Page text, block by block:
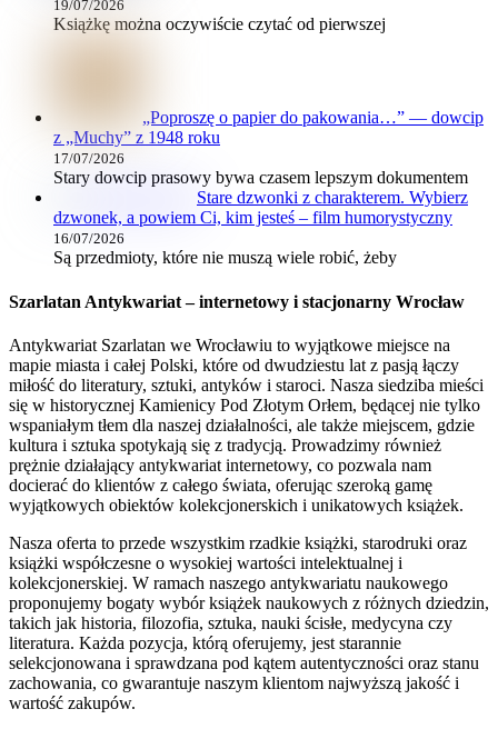
19/07/2026
Książkę można oczywiście czytać od pierwszej
„Poproszę o papier do pakowania…” — dowcip
z „Muchy” z 1948 roku
17/07/2026
Stary dowcip prasowy bywa czasem lepszym dokumentem
Stare dzwonki z charakterem. Wybierz
dzwonek, a powiem Ci, kim jesteś – film humorystyczny
16/07/2026
Są przedmioty, które nie muszą wiele robić, żeby
Szarlatan Antykwariat – internetowy i stacjonarny Wrocław
Antykwariat Szarlatan we Wrocławiu to wyjątkowe miejsce na
mapie miasta i całej Polski, które od dwudziestu lat z pasją łączy
miłość do literatury, sztuki, antyków i staroci. Nasza siedziba mieści
się w historycznej Kamienicy Pod Złotym Orłem, będącej nie tylko
wspaniałym tłem dla naszej działalności, ale także miejscem, gdzie
kultura i sztuka spotykają się z tradycją. Prowadzimy również
prężnie działający antykwariat internetowy, co pozwala nam
docierać do klientów z całego świata, oferując szeroką gamę
wyjątkowych obiektów kolekcjonerskich i unikatowych książek.
Nasza oferta to przede wszystkim rzadkie książki, starodruki oraz
książki współczesne o wysokiej wartości intelektualnej i
kolekcjonerskiej. W ramach naszego antykwariatu naukowego
proponujemy bogaty wybór książek naukowych z różnych dziedzin,
takich jak historia, filozofia, sztuka, nauki ścisłe, medycyna czy
literatura. Każda pozycja, którą oferujemy, jest starannie
selekcjonowana i sprawdzana pod kątem autentyczności oraz stanu
zachowania, co gwarantuje naszym klientom najwyższą jakość i
wartość zakupów.